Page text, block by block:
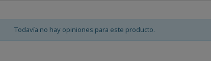
Todavía no hay opiniones para este producto.